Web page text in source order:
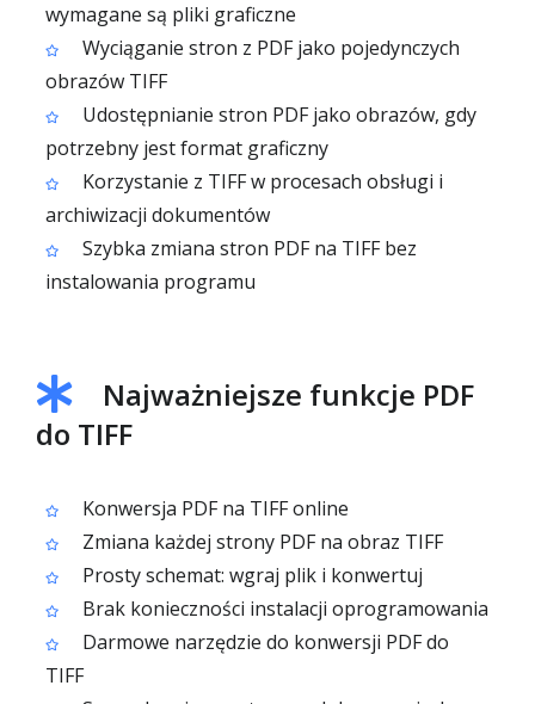
wymagane są pliki graficzne
Wyciąganie stron z PDF jako pojedynczych
obrazów TIFF
Udostępnianie stron PDF jako obrazów, gdy
potrzebny jest format graficzny
Korzystanie z TIFF w procesach obsługi i
archiwizacji dokumentów
Szybka zmiana stron PDF na TIFF bez
instalowania programu
Najważniejsze funkcje PDF
do TIFF
Konwersja PDF na TIFF online
Zmiana każdej strony PDF na obraz TIFF
Prosty schemat: wgraj plik i konwertuj
Brak konieczności instalacji oprogramowania
Darmowe narzędzie do konwersji PDF do
TIFF